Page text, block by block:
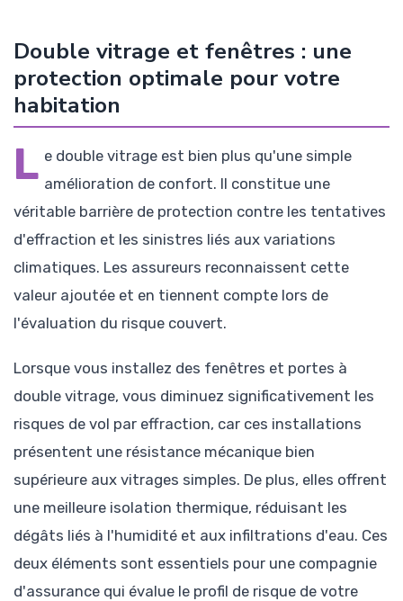
Double vitrage et fenêtres : une
protection optimale pour votre
habitation
L e double vitrage est bien plus qu'une simple
amélioration de confort. Il constitue une
véritable barrière de protection contre les tentatives
d'effraction et les sinistres liés aux variations
climatiques. Les assureurs reconnaissent cette
valeur ajoutée et en tiennent compte lors de
l'évaluation du risque couvert.
Lorsque vous installez des fenêtres et portes à
double vitrage, vous diminuez significativement les
risques de vol par effraction, car ces installations
présentent une résistance mécanique bien
supérieure aux vitrages simples. De plus, elles offrent
une meilleure isolation thermique, réduisant les
dégâts liés à l'humidité et aux infiltrations d'eau. Ces
deux éléments sont essentiels pour une compagnie
d'assurance qui évalue le profil de risque de votre